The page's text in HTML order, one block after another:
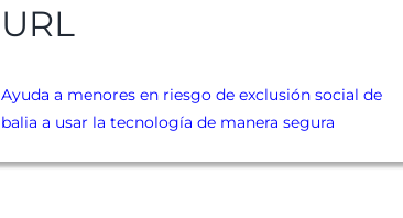
URL
Ayuda a menores en riesgo de exclusión social de
balia a usar la tecnología de manera segura